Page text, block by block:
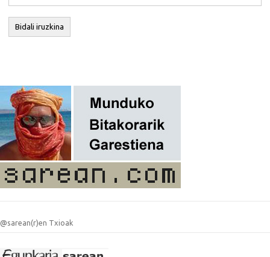
@sarean(r)en Txioak